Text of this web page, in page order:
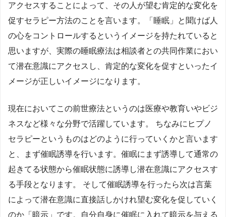
アクセスすることによって、その人が望む肯定的な変化を
促すセラピー方法のことを言います。「睡眠」と聞けば人
の心をコントロールするというイメージを持たれていると
思いますが、実際の睡眠療法は相談者との共同作業におい
て潜在意識にアクセスし、肯定的な変化を促すといったイ
メージが正しいイメージになります。
現在においてこの前世療法というのは医療や教育いやビジ
ネスなど様々な分野で活躍しています。 ちなみにヒプノ
セラピーというものはどのように行っていくかと言います
と、まず催眠誘導を行います。催眠にまず誘導して通常の
起きてる状態から催眠状態に誘導し潜在意識にアクセスす
る手段となります。 そして催眠誘導を行ったら次は言葉
によって潜在意識に直接話しかけれ望む変化を促していく
のか「暗示」です。自分自身に催眠に入れて暗示を与える